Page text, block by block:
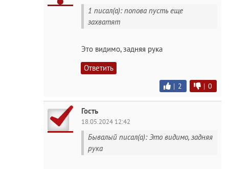
1 писал(а): попова пусть еще
захватят
Это видимо, задняя рука
Ответить
| 2 | 0
Гость
18.05.2024 12:42
Бывалый писал(а): Это видимо, задняя
рука